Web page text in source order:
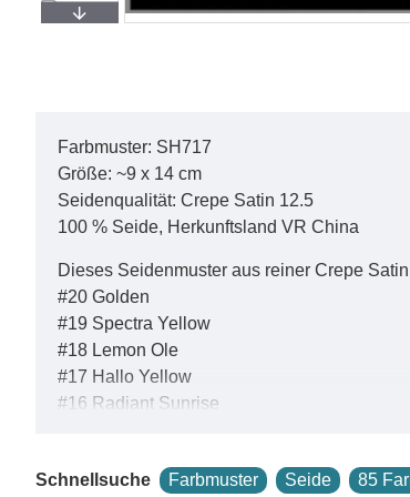
Farbmuster: SH717
Größe: ~9 x 14 cm
Seidenqualität: Crepe Satin 12.5
100 % Seide, Herkunftsland VR China
Dieses Seidenmuster aus reiner Crepe
#20 Golden
#19 Spectra Yellow
#18 Lemon Ole
#17 Hallo Yellow
#16 Radiant Sunrise
#13 Rise and Shine
Schnellsuche Farbmuster Seide 85